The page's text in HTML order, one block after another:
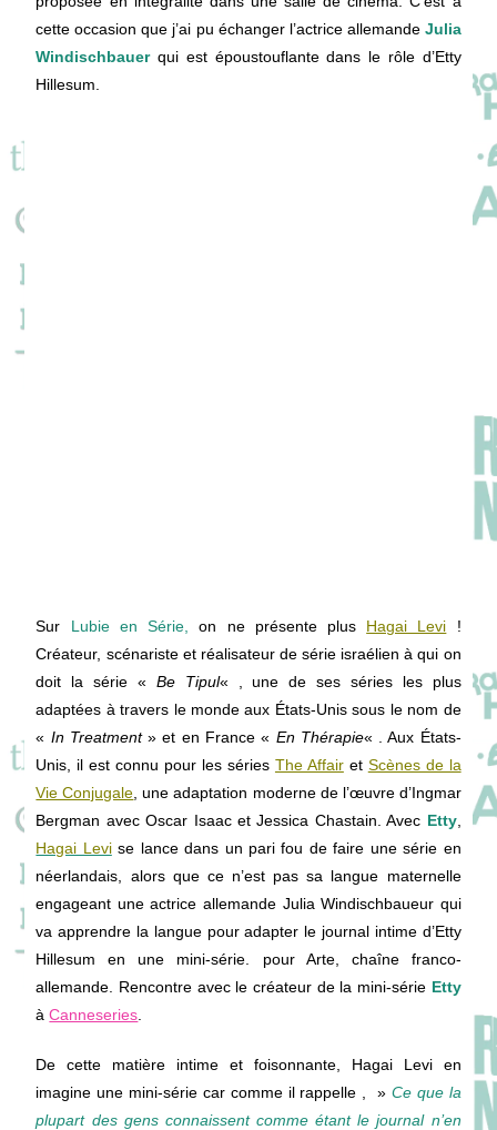
cette occasion que j’ai pu échanger l’actrice allemandeJulia
Windischbauer qui est époustouflante dans le rôle d’Etty
Hillesum.
Sur Lubie en Série, on ne présente plus Hagai Levi !
Créateur, scénariste et réalisateur de série israélien à qui on
doit la série « Be Tipul« , une de ses séries les plus
adaptées à travers le monde aux États-Unis sous le nom de
« In Treatment» et en France « En Thérapie« . Aux États-
Unis, il est connu pour les séries The Affairet Scènes de la
Vie Conjugale , une adaptation moderne de l’œuvre d’Ingmar
Bergman avec Oscar Isaac et Jessica Chastain. Avec Etty,
Hagai Levise lance dans un pari fou de faire une série en
néerlandais, alors que ce n’est pas sa langue maternelle
engageant une actrice allemande Julia Windischbaueur qui
va apprendre la langue pour adapter le journal intime d’Etty
Hillesum en une mini-série. pour Arte, chaîne franco-
allemande. Rencontre avec le créateur de la mini-série Etty
àCanneseries
De cette matière intime et foisonnante, Hagai Levi en
imagine une mini-série car comme il rappelle , » Ce que la
plupart des gens connaissent comme étant le journal n’en